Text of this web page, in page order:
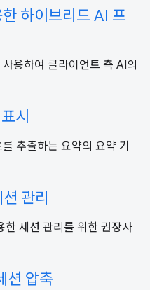
하이브리드 AI 프
용하여 클라이언트 측 AI의
시
추출하는 요약의 요약 기
관리
한 세션 관리를 위한 권장사
션 압축